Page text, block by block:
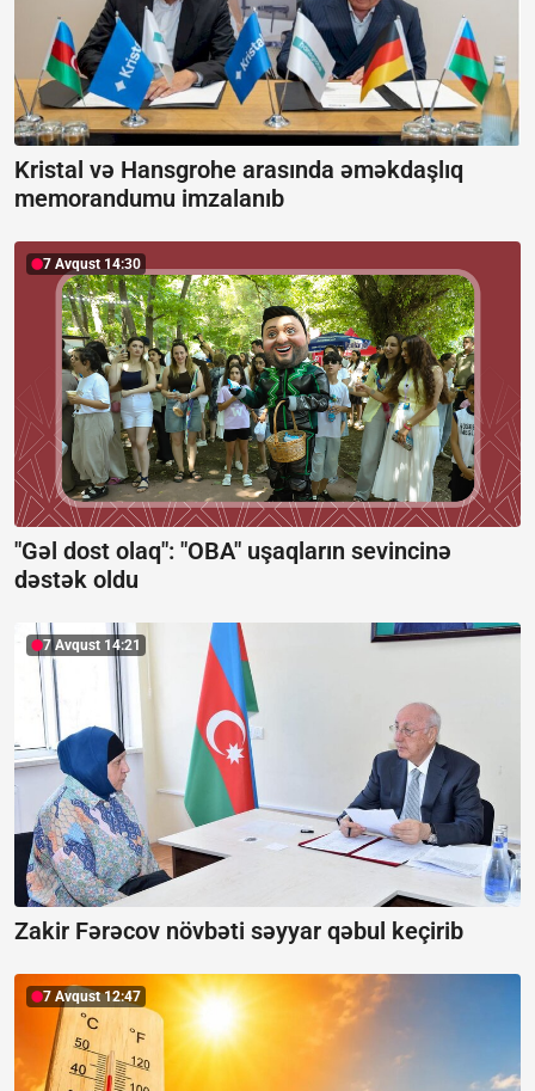
Kristal və Hansgrohe arasında əməkdaşlıq
memorandumu imzalanıb
7 Avqust 14:30
"Gəl dost olaq": "OBA" uşaqların sevincinə
dəstək oldu
7 Avqust 14:21
Zakir Fərəcov növbəti səyyar qəbul keçirib
7 Avqust 12:47